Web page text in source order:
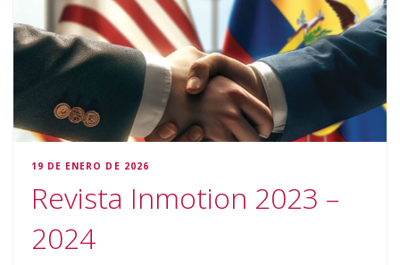
19 DE ENERO DE 2026
Revista Inmotion 2023 –
2024